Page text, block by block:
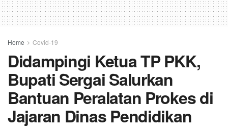
Home Covid-19
Didampingi Ketua TP PKK,
Bupati Sergai Salurkan
Bantuan Peralatan Prokes di
Jajaran Dinas Pendidikan